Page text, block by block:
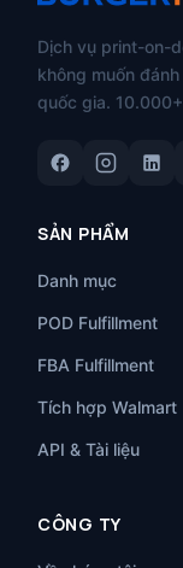
Dịch vụ print-on-
không muốn
quốc gia.
SẢN PHẨM
Danh mục
POD Fulfillment
FBA Fulfillment
Tích hợp Walmart
API & Tài liệu
CÔNG TY